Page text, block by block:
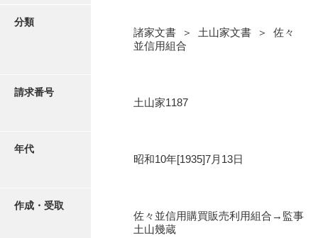
写真・絵はがき
分類
諸家文書 ＞ 土山家文書 ＞ 佐々
並信用組合
請求番号
土山家1187
年代
昭和10年[1935]7月13日
作成・受取
佐々並信用購買販売利用組合→監事
土山幾蔵